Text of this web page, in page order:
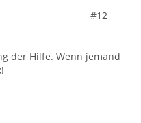
#12
der Hilfe. Wenn jemand